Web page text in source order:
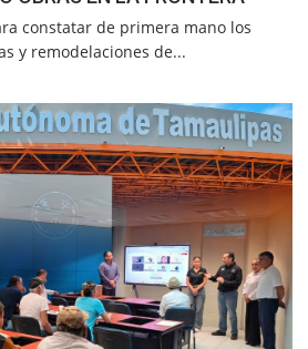
constatar de primera mano los
y remodelaciones de...